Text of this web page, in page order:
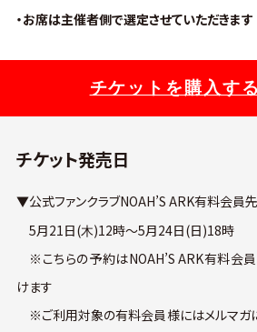
・お席は主催者側で選定させていただきます
チケットを購入す
チケット発売日
▼公式ファンクラブNOAH’S ARK有料会員
5月21日(木)12時～5月24日(日)18時
※こちらの予約はNOAH’S ARK有料会
けます
※ご利用対象の有料会員様にはメルマガ